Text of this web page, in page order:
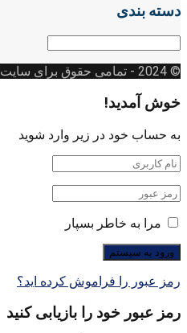
دسته بندی
© 2024
- تمامی حقوق برای سایت
خوش آمدید!
به حساب خود در زیر وارد شوید
مرا به خاطر بسپار
رمز عبور را فراموش کرده اید؟
رمز عبور خود را بازیابی کنید